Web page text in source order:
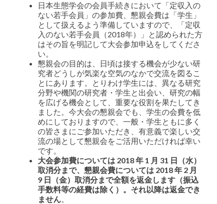
日本生態学会の会員手続きにおいて「定収入の
ない若手会員」の参加費、懇親会費は「学生」
として扱えるよう準備していますので、「定収
入のない若手会員（2018年）」と認められた方
はその旨を明記して大会参加申込をしてくださ
い。
懇親会の目的は、日頃は接する機会が少ない研
究者どうしが気楽な空気のなかで交流を図るこ
とにあります。とりわけ学生には、異なる研究
分野や機関の研究者・学生と出会い、研究の幅
を広げる機会として、重要な役割を果たしてき
ました。今大会の懇親会でも、学生の会費を低
めにしておりますので、一般・学生ともに多く
の皆さまにご参加いただき、有意義で楽しい交
流の場として懇親会をご活用いただければ幸い
です。
大会参加費については 2018 年 1 月 31 日（水）
取消分まで、懇親会費については 2018 年 2 月
9 日（金）取消分まで全額を返金します（振込
手数料等の経費は除く）。それ以降は返金でき
ません。